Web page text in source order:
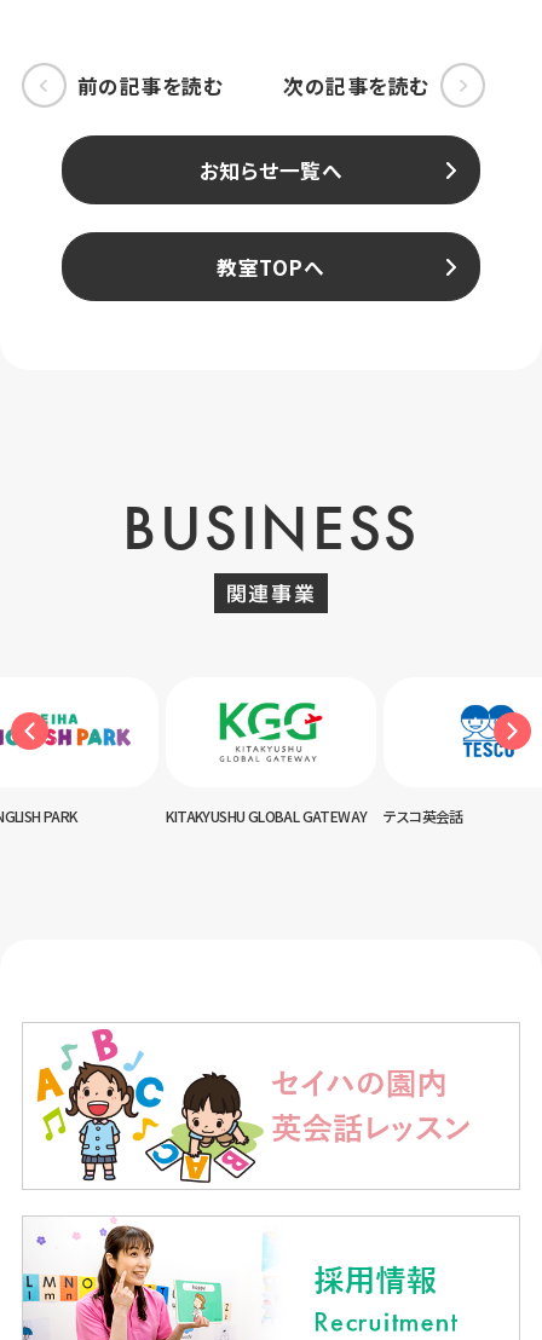
前の記事を読む 次の記事を読む
お知らせ一覧へ
教室TOPへ
BUSINESS
関連事業
GLOBAL GATEWAY テスコ英会話 神田外語キッズクラブ